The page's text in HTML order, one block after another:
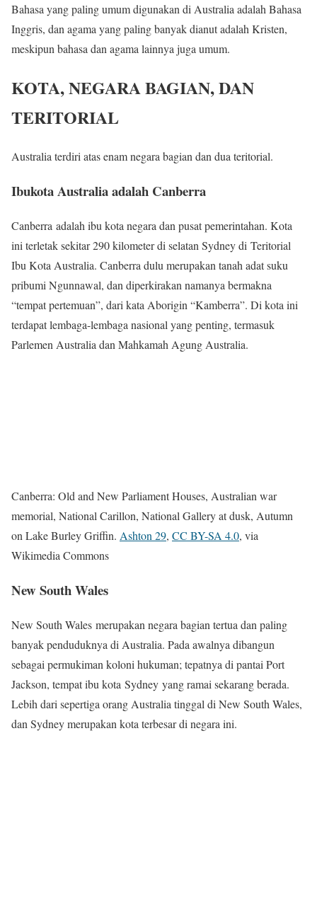
Bahasa yang paling umum digunakan di Australia adalah Bahasa
Inggris, dan agama yang paling banyak dianut adalah Kristen,
meskipun bahasa dan agama lainnya juga umum.
KOTA, NEGARA BAGIAN, DAN
TERITORIAL
Australia terdiri atas enam negara bagian dan dua teritorial.
Ibukota Australia adalah Canberra
Canberra adalah ibu kota negara dan pusat pemerintahan. Kota
ini terletak sekitar 290 kilometer di selatan Sydney di Teritorial
Ibu Kota Australia. Canberra dulu merupakan tanah adat suku
pribumi Ngunnawal, dan diperkirakan namanya bermakna
“tempat pertemuan”, dari kata Aborigin “Kamberra”. Di kota ini
terdapat lembaga-lembaga nasional yang penting, termasuk
Parlemen Australia dan Mahkamah Agung Australia.
Canberra: Old and New Parliament Houses, Australian war
memorial, National Carillon, National Gallery at dusk, Autumn
on Lake Burley Griffin. Ashton 29, CC BY-SA 4.0, via
Wikimedia Commons
New South Wales
New South Wales merupakan negara bagian tertua dan paling
banyak penduduknya di Australia. Pada awalnya dibangun
sebagai permukiman koloni hukuman; tepatnya di pantai Port
Jackson, tempat ibu kota Sydney yang ramai sekarang berada.
Lebih dari sepertiga orang Australia tinggal di New South Wales,
dan Sydney merupakan kota terbesar di negara ini.